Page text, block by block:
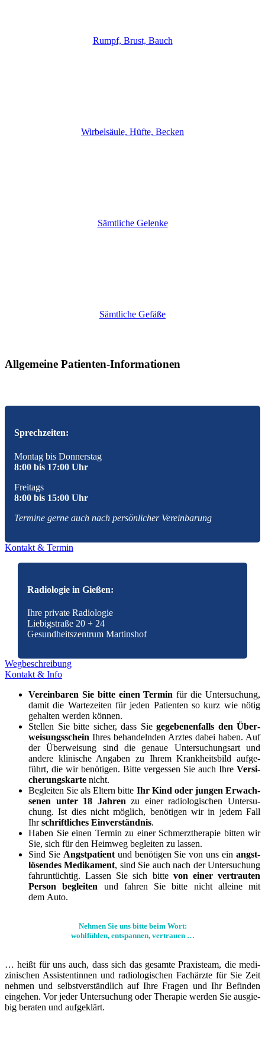
Rumpf, Brust, Bauch
Wir­bel­säu­le, Hüf­te, Becken
Sämt­li­che Gelen­ke
Sämt­li­che Gefä­ße
Allgemeine Patienten-Informationen
Sprechzeiten:
Mon­tag bis Don­ners­tag
8:00 bis 17:00 Uhr
Frei­tags
8:00 bis 15:00 Uhr
Ter­mi­ne ger­ne auch nach per­sön­li­cher Ver­ein­ba­rung
Kon­takt & Ter­min
Radiologie in Gießen:
Ihre pri­va­te Radio­lo­gie
Lie­big­stra­ße 20 + 24
Gesund­heits­zen­trum Mar­tins­hof
Weg­be­schrei­bung
Kon­takt & Info
Ver­ein­ba­ren Sie bit­te einen Ter­min für die Unter­su­chung,
damit die War­te­zei­ten für jeden Pati­en­ten so kurz wie nötig
gehal­ten wer­den kön­nen.
Stel­len Sie bit­te sicher, dass Sie gege­be­nen­falls den Über­
wei­sungs­schein Ihres behan­deln­den Arz­tes dabei haben. Auf
der Über­wei­sung sind die genaue Unter­su­chungs­art und
ande­re kli­ni­sche Anga­ben zu Ihrem Krank­heits­bild auf­ge­
führt, die wir benö­ti­gen. Bit­te ver­ges­sen Sie auch Ihre Ver­si­
che­rungs­kar­te nicht.
Beglei­ten Sie als Eltern bit­te Ihr Kind oder jun­gen Erwach­
se­nen unter 18 Jah­ren zu einer radio­lo­gi­schen Unter­su­
chung. Ist dies nicht mög­lich, benö­ti­gen wir in jedem Fall
Ihrschrift­li­ches Ein­ver­ständ­nis.
Haben Sie einen Ter­min zu einer Schmerz­the­ra­pie bit­ten wir
Sie, sich für den Heim­weg beglei­ten zu las­sen.
Sind Sie Angst­pa­ti­entund benö­ti­gen Sie von uns einangst­
lö­sen­des Medi­ka­ment, sind Sie auch nach der Unter­su­chung
fahr­un­tüch­tig. Las­sen Sie sich bit­te von einer ver­trau­ten
Per­son beglei­ten und fah­ren Sie bit­te nicht allei­ne mit
dem Auto.
Nehmen Sie uns bitte beim Wort:
wohlfühlen, entspannen, vertrauen …
… heißt für uns auch, dass sich das gesam­te Praxis­­team, die me­­di­­
zinischen Assis­ten­tin­nen und radio­­lo­­gischen Fach­­ärzte für Sie Zeit
neh­men und selbst­­verständ­­lich auf Ihre Fra­gen und Ihr Befin­den
ein­ge­hen. Vor jeder Unter­su­chung oder The­ra­pie wer­den Sie aus­gie­
big bera­ten und auf­ge­klärt.